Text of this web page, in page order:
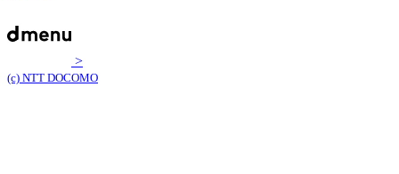
>
(c) NTT DOCOMO